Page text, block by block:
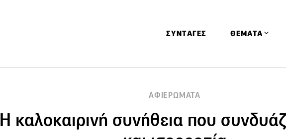
ΣΥΝΤΑΓΕΣ ΘΕΜΑΤΑ
Ειδήσεις
ΑΦΙΕΡΩΜΑΤΑ
Η καλοκαιρινή συνήθεια που